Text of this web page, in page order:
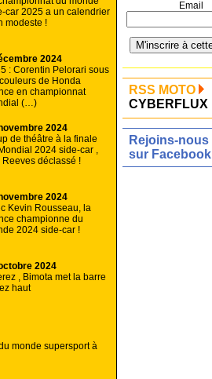
car 2025 a un calendrier
modeste !
2024
: Corentin Pelorari sous
de Honda
en championnat
(…)
2024
de théâtre à la finale
2024 side-car ,
Reeves déclassé !
2024
Kevin Rousseau, la
championne du
2024 side-car !
2024
, Bimota met la barre
haut
monde supersport à
Email
RSS MOTO
CYBERFLUX
Rejoins-nous
sur Facebook